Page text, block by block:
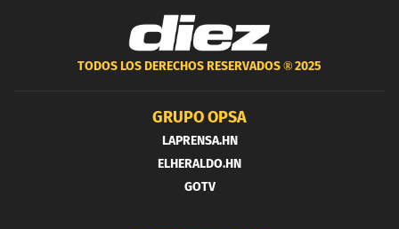
TODOS LOS DERECHOS RESERVADOS ®2025
GRUPO OPSA
LAPRENSA.HN
ELHERALDO.HN
GOTV